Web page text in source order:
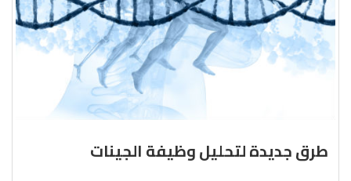
طرق جديدة لتحليل وظيفة الجينات